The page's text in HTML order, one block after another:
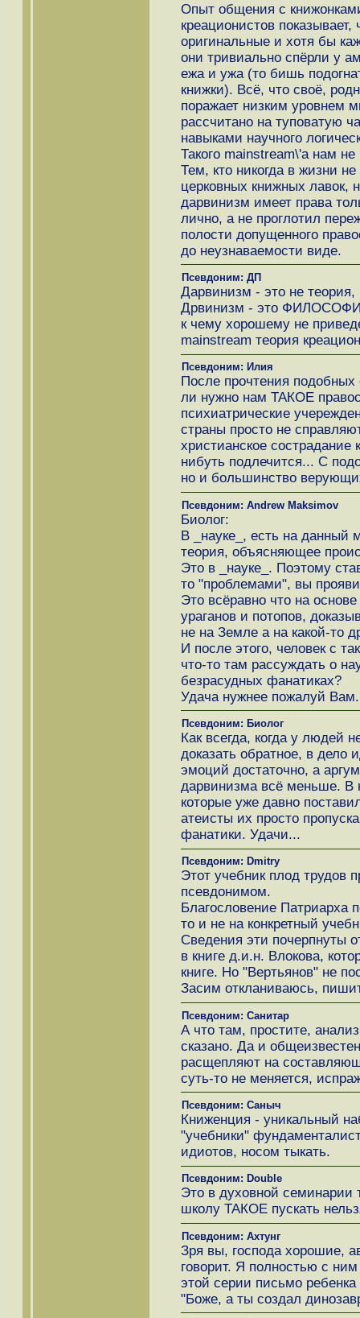
Опыт общения с
креационистов
оригинальные и хотя бы
они тривиально спёрли у
ежа и ужа (то бишь
книжки). Всё, что своё,
поражает низким уровнем
рассчитано на туповатую
навыками научного
Такого mainstream\'а нам не
Тем, кто никогда в жизни
церковных книжных лавок,
дарвинизм имеет права
лично, а не проглотил
полости допущенного
до неузнаваемости виде.
Псевдоним: ДП
Дарвинизм - это не
Дрвинизм - это
к чему хорошему не
mainstream теория
Псевдоним: Илия
После прочтения
ли нужно нам ТАКОЕ
психиатрические
страны просто не
христианское сострадание
нибуть подлечится... С
но и большинство
Псевдоним: Andrew Maksimov
Биолог:
В _науке_, есть на данный
теория, объясняющее
Это в _науке_. Поэтому
то "проблемами", вы
Это всёравно что на
ураганов и потопов,
не на Земле а на какой-то
И после этого, человек с
что-то там рассуждать о
безрасудных фанатиках?
Удача нужнее пожалуй
Псевдоним: Биолог
Как всегда, когда у людей
доказать обратное, в дело
эмоций достаточно, а
дарвинизма всё меньше. В
которые уже давно
атеисты их просто
фанатики. Удачи...
Псевдоним: Dmitry
Этот учебник плод трудов
псевдонимом.
Благословение Патриарха
то и не на конкретный
Сведения эти почерпнуты
в книге д.и.н. Влокова,
книге. Но "Вертьянов" не
Засим откланиваюсь,
Псевдоним: Санитар
А что там, простите,
сказано. Да и
расщепляют на
суть-то не меняется,
Псевдоним: Саныч
Книженция - уникальный
"учебники"
идиотов, носом тыкать.
Псевдоним: Double
Это в духовной семинарии
школу ТАКОЕ пускать
Псевдоним: Ахтунг
Зря вы, господа хорошие,
говорит. Я полностью с
этой серии письмо ребенка
"Боже, а ты создал